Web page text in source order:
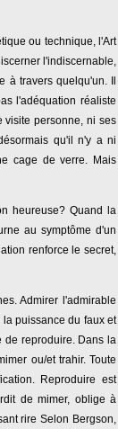
ou technique, l'Art
l'indiscernable,
travers quelqu'un. Il
l'adéquation réaliste
visite personne, ni ses
qu'il n'y a ni
cage de verre. Mais
heureuse? Quand la
au symptôme d'un
renforce le secret,
Admirer l'admirable
puissance du faux et
de reproduire. Dans la
ou/et trahir. Toute
Reproduire est
de mimer, oblige à
rire Selon Bergson,